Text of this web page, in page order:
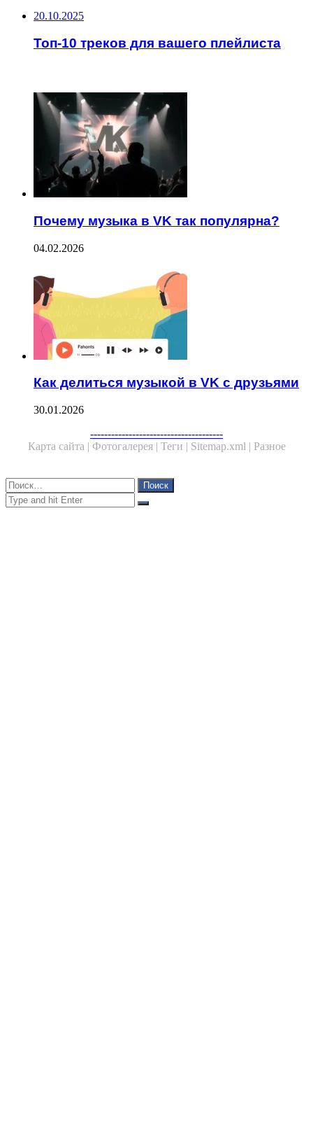
20.10.2025
Топ-10 треков для вашего плейлиста
Почему музыка в VK так популярна?
04.02.2026
Как делиться музыкой в VK с друзьями
30.01.2026
--------------------------------------
Карта сайта | Фотогалерея | Теги | Sitemap.xml | Разное
Close
Найти:
Close
Search